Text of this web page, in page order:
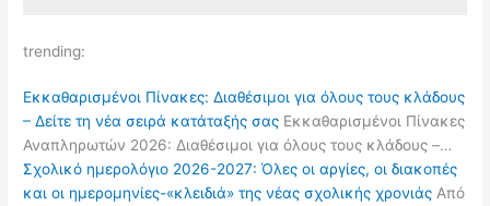
trending:
Εκκαθαρισμένοι Πίνακες: Διαθέσιμοι για όλους τους κλάδους
– Δείτε τη νέα σειρά κατάταξής σας Εκκαθαρισμένοι Πίνακες
Αναπληρωτών 2026: Διαθέσιμοι για όλους τους κλάδους –…
Σχολικό ημερολόγιο 2026-2027: Όλες οι αργίες, οι διακοπές
και οι ημερομηνίες-«κλειδιά» της νέας σχολικής χρονιάς Από